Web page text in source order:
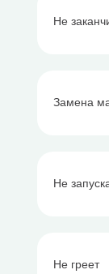
Не
Не греет
Не
Замена